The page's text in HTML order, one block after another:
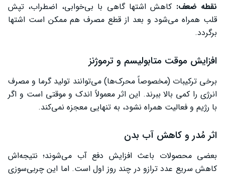
نقطه ضعف: کاهش اشتها گاهی با بی‌خوابی، اضطراب، تپش
قلب همراه می‌شود و بعد از قطع مصرف هم ممکن است اشتها
برگردد.
افزایش موقت متابولیسم و ترموژنز
برخی ترکیبات (مخصوصاً محرک‌ها) می‌توانند تولید گرما و مصرف
انرژی را کمی بالا ببرند. این اثر معمولاً اندک و موقتی است و اگر
با رژیم و فعالیت همراه نشود، به تنهایی معجزه نمی‌کند.
اثر مُدر و کاهش آب بدن
بعضی محصولات باعث افزایش دفع آب می‌شوند؛ نتیجه‌اش
کاهش سریع عدد ترازو در چند روز اول است. اما این چربی‌سوزی